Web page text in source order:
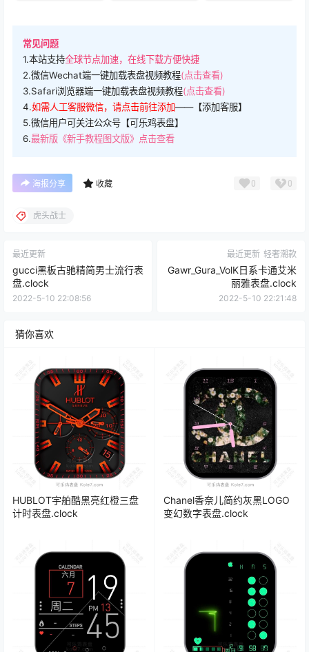
常见问题
1.本站支持全球节点加速，在线下载方便快捷
2.微信Wechat端一键加载表盘视频教程(点击查看)
3.Safari浏览器端一键加载表盘视频教程(点击查看)
4.如需人工客服微信，请点击前往添加——【添加客服】
5.微信用户可关注公众号【可乐鸡表盘】
6.最新版《新手教程图文版》点击查看
海报分享 收藏 0 0
虎头战士
最近更新
gucci黑板古驰精简男士流行表
盘.clock
2022-5-10 22:08:56
最近更新 轻奢潮款
Gawr_Gura_VolK日系卡通艾米
丽雅表盘.clock
2022-5-10 22:21:48
猜你喜欢
HUBLOT宇舶酷黑亮红橙三盘
计时表盘.clock
Chanel香奈儿简约灰黑LOGO
变幻数字表盘.clock